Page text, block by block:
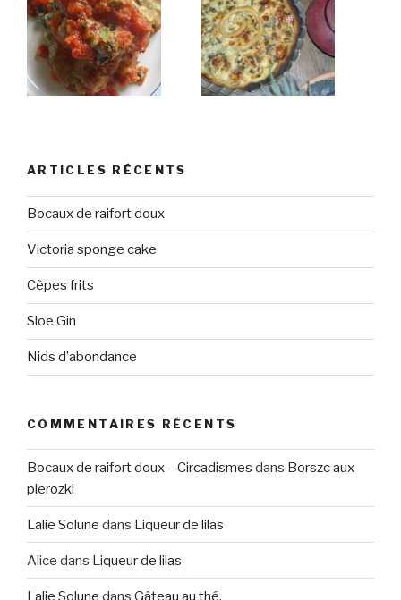
ARTICLES RÉCENTS
Bocaux de raifort doux
Victoria sponge cake
Cèpes frits
Sloe Gin
Nids d’abondance
COMMENTAIRES RÉCENTS
Bocaux de raifort doux – Circadismes dans Borszc aux
pierozki
Lalie Solune dans Liqueur de lilas
Alice dans Liqueur de lilas
Lalie Solune dans Gâteau au thé.